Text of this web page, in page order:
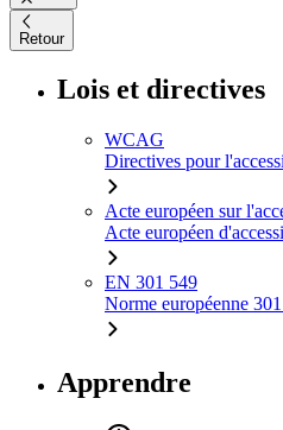
Retour
Lois et directives
WCAG
Directives pour
Acte européen sur
Acte européen
EN 301 549
Norme européenne
Apprendre